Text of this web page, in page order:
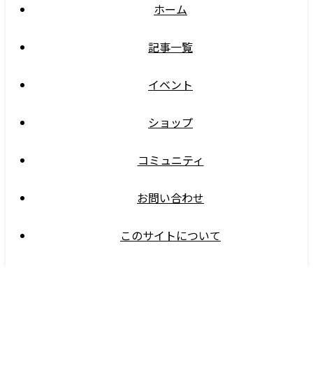
ホーム
記事一覧
イベント
ショップ
コミュニティ
お問い合わせ
このサイトについて